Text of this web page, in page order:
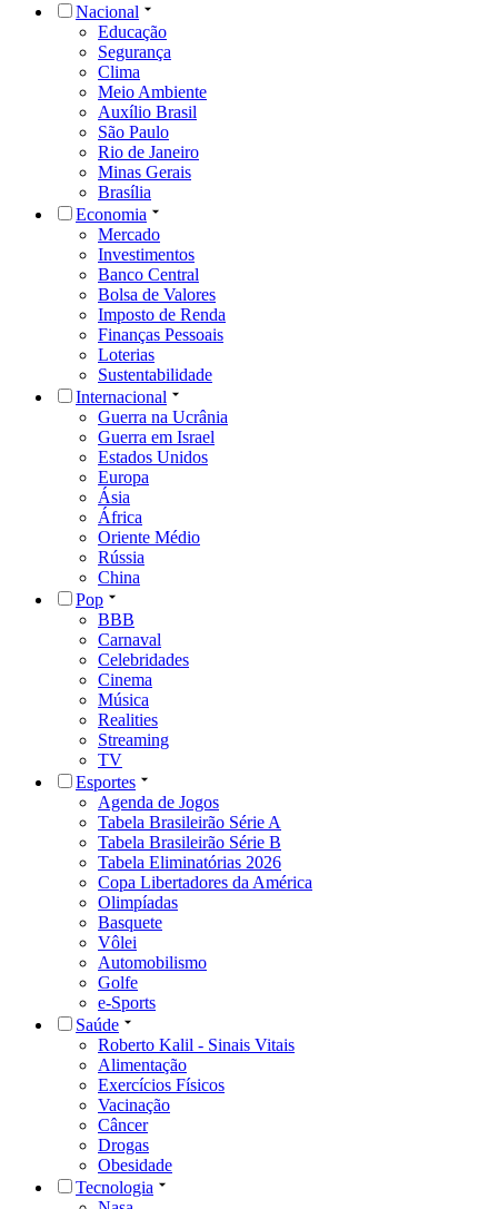
Nacional
Educação
Segurança
Clima
Meio Ambiente
Auxílio Brasil
São Paulo
Rio de Janeiro
Minas Gerais
Brasília
Economia
Mercado
Investimentos
Banco Central
Bolsa de Valores
Imposto de Renda
Finanças Pessoais
Loterias
Sustentabilidade
Internacional
Guerra na Ucrânia
Guerra em Israel
Estados Unidos
Europa
Ásia
África
Oriente Médio
Rússia
China
Pop
BBB
Carnaval
Celebridades
Cinema
Música
Realities
Streaming
TV
Esportes
Agenda de Jogos
Tabela Brasileirão Série A
Tabela Brasileirão Série B
Tabela Eliminatórias 2026
Copa Libertadores da América
Olimpíadas
Basquete
Vôlei
Automobilismo
Golfe
e-Sports
Saúde
Roberto Kalil - Sinais Vitais
Alimentação
Exercícios Físicos
Vacinação
Câncer
Drogas
Obesidade
Tecnologia